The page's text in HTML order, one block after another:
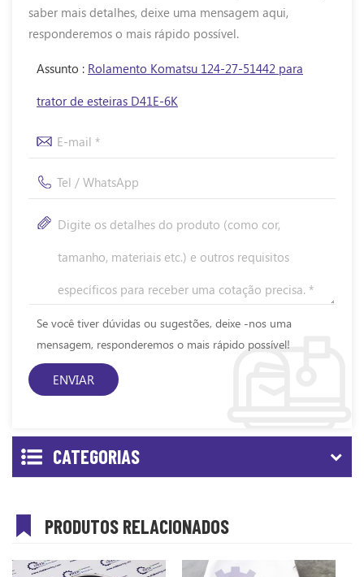
saber mais detalhes, deixe uma mensagem aqui,
responderemos o mais rápido possível.
Assunto : Rolamento Komatsu 124-27-51442 para
trator de esteiras D41E-6K
Se você tiver dúvidas ou sugestões, deixe -nos uma
mensagem, responderemos o mais rápido possível!
CATEGORIAS
PRODUTOS RELACIONADOS